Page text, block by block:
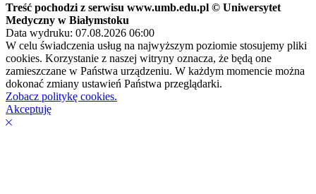
Treść pochodzi z serwisu www.umb.edu.pl © Uniwersytet
Medyczny w Białymstoku
Data wydruku: 07.08.2026 06:00
W celu świadczenia usług na najwyższym poziomie stosujemy pliki
cookies. Korzystanie z naszej witryny oznacza, że będą one
zamieszczane w Państwa urządzeniu. W każdym momencie można
dokonać zmiany ustawień Państwa przeglądarki.
Zobacz politykę cookies.
Akceptuję